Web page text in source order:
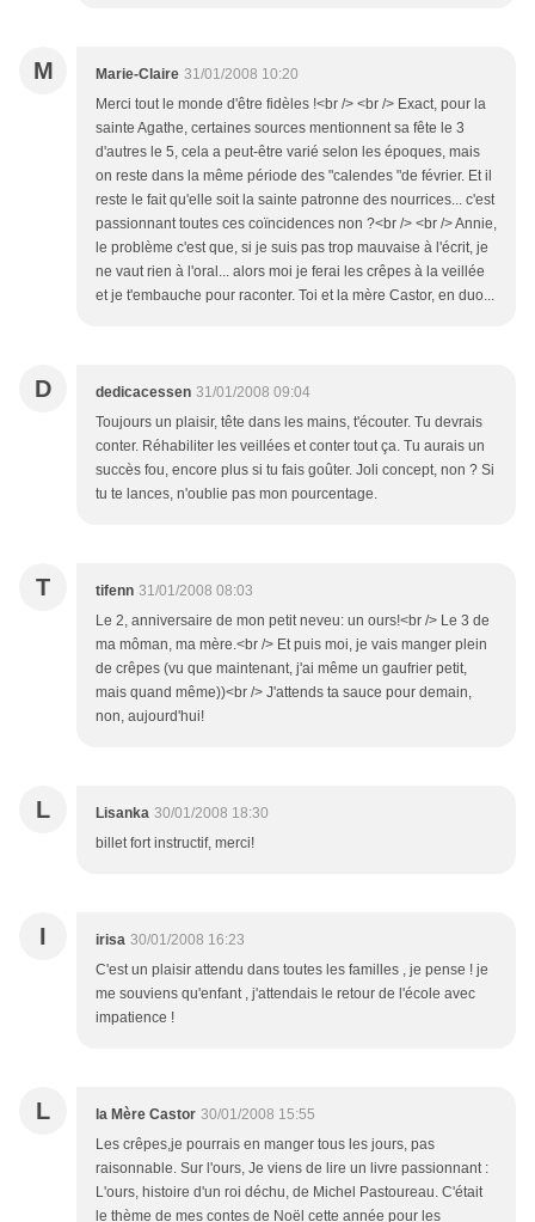
M Marie-Claire 31/01/2008 10:20
Merci tout le monde d'être fidèles !<br /> <br /> Exact, pour la
sainte Agathe, certaines sources mentionnent sa fête le 3
d'autres le 5, cela a peut-être varié selon les époques, mais
on reste dans la même période des "calendes "de février. Et il
reste le fait qu'elle soit la sainte patronne des nourrices... c'est
passionnant toutes ces coïncidences non ?<br /> <br /> Annie,
le problème c'est que, si je suis pas trop mauvaise à l'écrit, je
ne vaut rien à l'oral... alors moi je ferai les crêpes à la veillée
et je t'embauche pour raconter. Toi et la mère Castor, en duo...
D dedicacessen 31/01/2008 09:04
Toujours un plaisir, tête dans les mains, t'écouter. Tu devrais
conter. Réhabiliter les veillées et conter tout ça. Tu aurais un
succès fou, encore plus si tu fais goûter. Joli concept, non ? Si
tu te lances, n'oublie pas mon pourcentage.
T tifenn 31/01/2008 08:03
Le 2, anniversaire de mon petit neveu: un ours!<br /> Le 3 de
ma môman, ma mère.<br /> Et puis moi, je vais manger plein
de crêpes (vu que maintenant, j'ai même un gaufrier petit,
mais quand même))<br /> J'attends ta sauce pour demain,
non, aujourd'hui!
L Lisanka 30/01/2008 18:30
billet fort instructif, merci!
I irisa 30/01/2008 16:23
C'est un plaisir attendu dans toutes les familles , je pense ! je
me souviens qu'enfant , j'attendais le retour de l'école avec
impatience !
L la Mère Castor 30/01/2008 15:55
Les crêpes,je pourrais en manger tous les jours, pas
raisonnable. Sur l'ours, Je viens de lire un livre passionnant :
L'ours, histoire d'un roi déchu, de Michel Pastoureau. C'était
le thème de mes contes de Noël cette année pour les